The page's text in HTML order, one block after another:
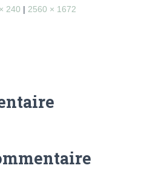
240 | 2560 × 1672